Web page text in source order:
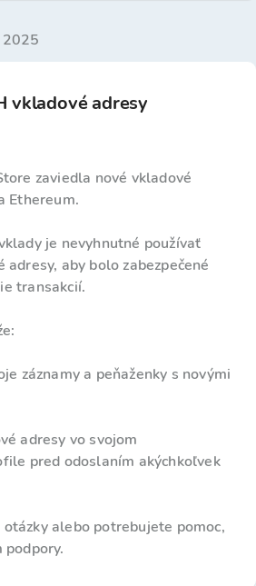
2025
vkladové adresy
zaviedla nové vkladové
Ethereum.
je nevyhnutné používať
aby bolo zabezpečené
transakcií.
záznamy a peňaženky s novými
adresy vo svojom
pred odoslaním akýchkoľvek
alebo potrebujete pomoc,